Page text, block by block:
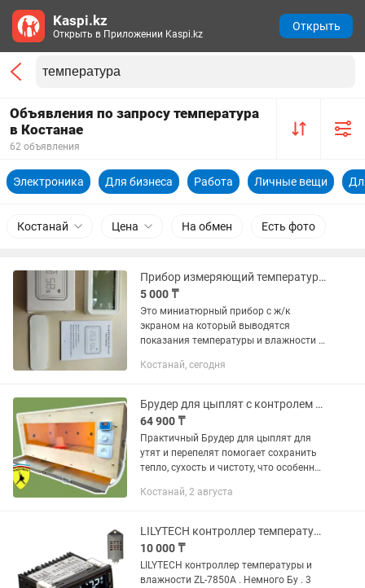
Объявления по запросу температура
в Костанае
62 объявления
Электроника Для бизнеса Работа Личные вещи
Костанай Цена На обмен Есть фото
Прибор измеряющий температуру и влажность с передачей показаний по WiFi
5 000 ₸
Это миниатюрный прибор с ж/к
экраном на который выводятся
показания температуры и влажности в
измерений по температуре от -10 до
Костанай, сегодня
Брудер для цыплят с контролем температуры и света
64 900 ₸
Практичный Брудер для цыплят для
утят и перепелят помогает сохранить
тепло, сухость и чистоту, что особенно
Брудер для цыплят для утят и
Костанай, 2 августа
LILYTECH контроллер температуры и влажности ZL-7850A
10 000 ₸
LILYTECH контроллер температуры и
влажности ZL-7850A . Немного Бу . 3
Kaspi.kz
Открыть в Приложении Kaspi.kz
Открыть